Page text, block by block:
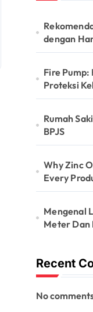
dengan
Fire
Proteksi
Rumah
BPJS
Why Zinc
Every
Mengenal
Meter Dan
Recent
No